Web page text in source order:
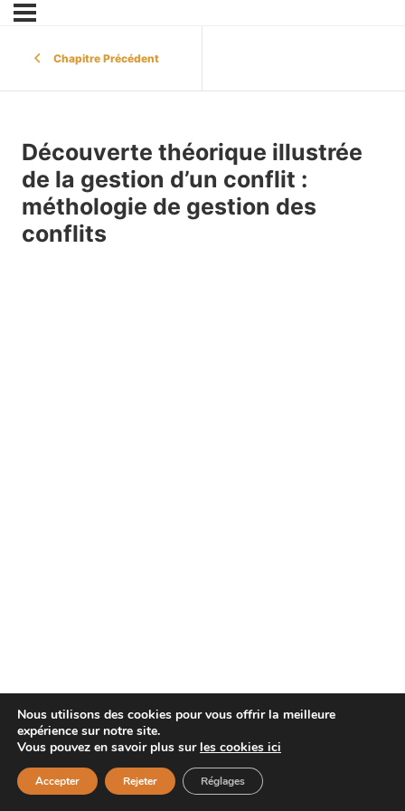
Chapitre Précédent
Découverte théorique illustrée
de la gestion d’un conflit :
méthologie de gestion des
conflits
Nous utilisons des cookies pour vous offrir la meilleure
expérience sur notre site.
Vous pouvez en savoir plus sur les cookies ici
Accepter Rejeter Réglages